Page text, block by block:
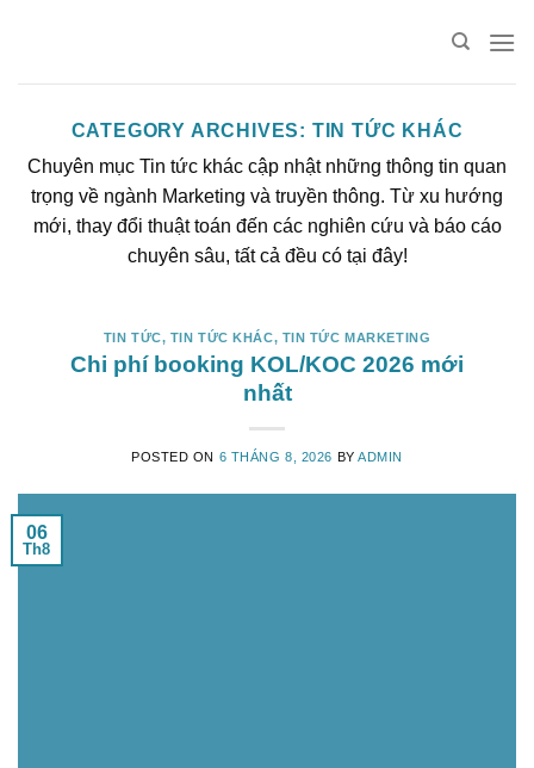
CATEGORY ARCHIVES: TIN TỨC KHÁC
Chuyên mục Tin tức khác cập nhật những thông tin quan
trọng về ngành Marketing và truyền thông. Từ xu hướng
mới, thay đổi thuật toán đến các nghiên cứu và báo cáo
chuyên sâu, tất cả đều có tại đây!
TIN TỨC, TIN TỨC KHÁC, TIN TỨC MARKETING
Chi phí booking KOL/KOC 2026 mới
nhất
POSTED ON 6 THÁNG 8, 2026 BYADMIN
06
Th8